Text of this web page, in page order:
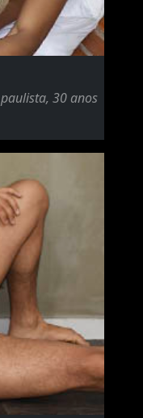
30 anos